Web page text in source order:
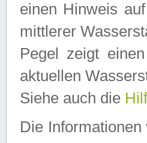
einen Hinweis
mittlerer
Pegel zeigt
aktuellen
Siehe auch die
Die